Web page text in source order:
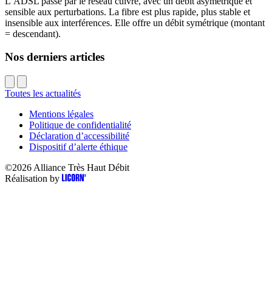
sensible aux perturbations. La fibre est plus rapide, plus stable et
insensible aux interférences. Elle offre un débit symétrique (montant
= descendant).
Nos derniers articles
Toutes les actualités
Mentions légales
Politique de confidentialité
Déclaration d’accessibilité
Dispositif d’alerte éthique
©2026 Alliance Très Haut Débit
Réalisation by